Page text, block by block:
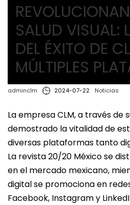
SALUD VISUAL:
DEL ÉXITO DE
MÚLTIPLES
by
adminclm 2024-07-22 in
Noticias
La empresa CLM, a través de
demostrado la vitalidad de
diversas plataformas tanto
La revista 20/20 México se
en el mercado mexicano,
digital se promociona en
Facebook, Instagram y